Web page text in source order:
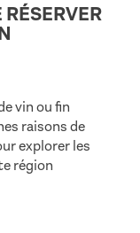
vin ou fin
raisons de
explorer les
région